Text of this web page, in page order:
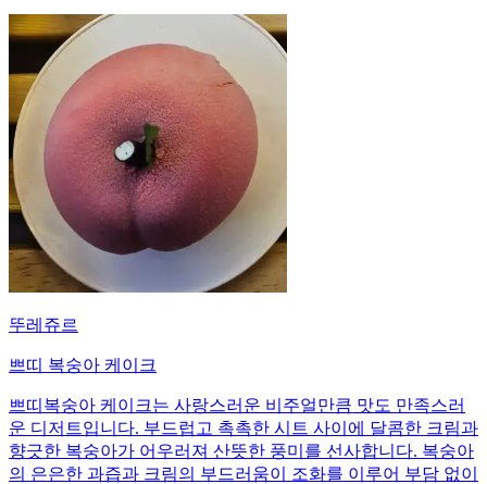
뚜레쥬르
쁘띠 복숭아 케이크
쁘띠복숭아 케이크는 사랑스러운 비주얼만큼 맛도 만족스러
운 디저트입니다. 부드럽고 촉촉한 시트 사이에 달콤한 크림과
향긋한 복숭아가 어우러져 산뜻한 풍미를 선사합니다. 복숭아
의 은은한 과즙과 크림의 부드러움이 조화를 이루어 부담 없이